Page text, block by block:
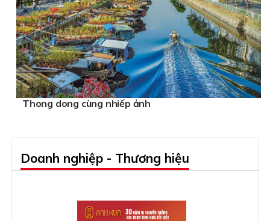
Thong dong cùng nhiếp ảnh
Doanh nghiệp - Thương hiệu